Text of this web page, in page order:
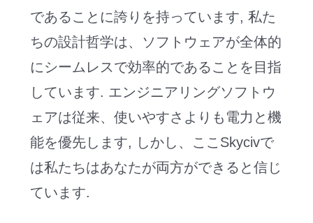
であることに誇りを持っています, 私た
ちの設計哲学は、ソフトウェアが全体的
にシームレスで効率的であることを目指
しています. エンジニアリングソフトウ
ェアは従来、使いやすさよりも電力と機
能を優先します, しかし、ここSkycivで
は私たちはあなたが両方ができると信じ
ています.